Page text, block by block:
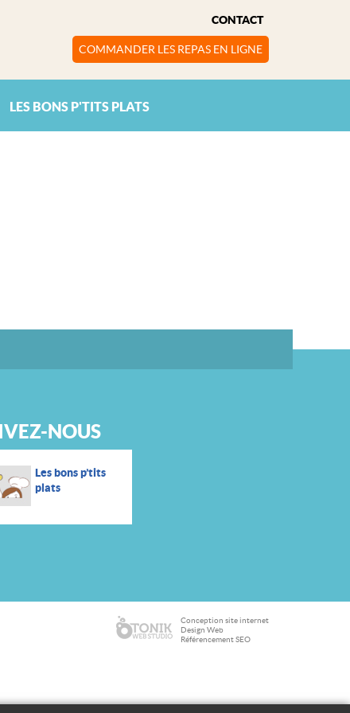
CONTACT
COMMANDER LES REPAS EN LIGNE
LES BONS P'TITS PLATS
NOUS
Les bons p’tits
plats
Conception site internet
Design Web
Référencement SEO